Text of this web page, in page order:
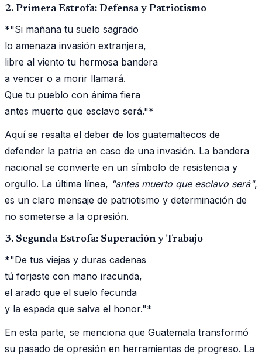
2. Primera Estrofa: Defensa y Patriotismo
*"Si mañana tu suelo sagrado
lo amenaza invasión extranjera,
libre al viento tu hermosa bandera
a vencer o a morir llamará.
Que tu pueblo con ánima fiera
antes muerto que esclavo será."*
Aquí se resalta el deber de los guatemaltecos de
defender la patria en caso de una invasión. La bandera
nacional se convierte en un símbolo de resistencia y
orgullo. La última línea, "antes muerto que esclavo será",
es un claro mensaje de patriotismo y determinación de
no someterse a la opresión.
3. Segunda Estrofa: Superación y Trabajo
*"De tus viejas y duras cadenas
tú forjaste con mano iracunda,
el arado que el suelo fecunda
y la espada que salva el honor."*
En esta parte, se menciona que Guatemala transformó
su pasado de opresión en herramientas de progreso. La